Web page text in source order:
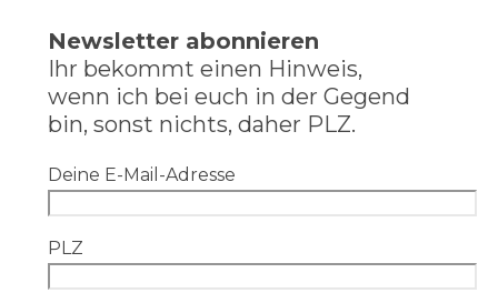
Newsletter abonnieren
Ihr bekommt einen Hinweis,
wenn ich bei euch in der Gegend
bin, sonst nichts, daher PLZ.
Deine E-Mail-Adresse
PLZ